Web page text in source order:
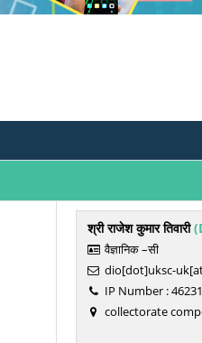
श्री राजेश कुमार तिवारी
वैज्ञानिक –सी
dio[dot]uksc-
IP Number : 46231
collectorate